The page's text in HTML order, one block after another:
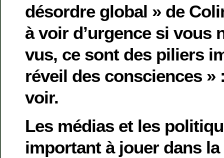
désordre global » de
à voir d’urgence si vous
vus, ce sont des piliers
réveil des consciences »
voir.
Les médias et les
important à jouer dans